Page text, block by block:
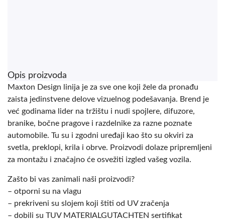
Opis proizvoda
Maxton Design linija je za sve one koji žele da pronađu
zaista jedinstvene delove vizuelnog podešavanja. Brend je
već godinama lider na tržištu i nudi spojlere, difuzore,
branike, bočne pragove i razdelnike za razne poznate
automobile. Tu su i zgodni uređaji kao što su okviri za
svetla, preklopi, krila i obrve. Proizvodi dolaze pripremljeni
za montažu i značajno će osvežiti izgled vašeg vozila.
Zašto bi vas zanimali naši proizvodi?
– otporni su na vlagu
– prekriveni su slojem koji štiti od UV zračenja
– dobili su TUV MATERIALGUTACHTEN sertifikat